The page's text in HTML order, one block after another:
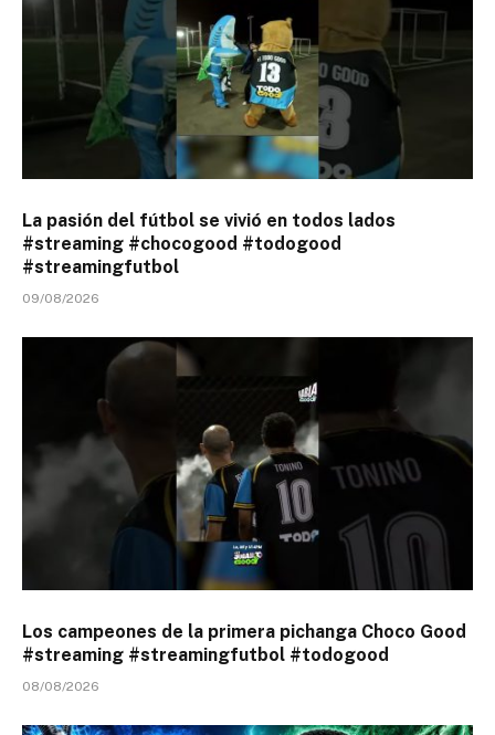
La pasión del fútbol se vivió en todos lados
#streaming #chocogood #todogood
#streamingfutbol
09/08/2026
Los campeones de la primera pichanga Choco Good
#streaming #streamingfutbol #todogood
08/08/2026